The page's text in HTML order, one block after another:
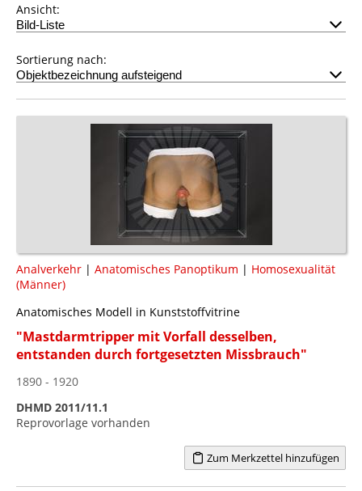
Ansicht:
Sortierung nach:
Analverkehr | Anatomisches Panoptikum | Homosexualität
(Männer)
Anatomisches Modell in Kunststoffvitrine
"Mastdarmtripper mit Vorfall desselben,
entstanden durch fortgesetzten Missbrauch"
1890 - 1920
DHMD 2011/11.1
Reprovorlage vorhanden
Zum Merkzettel hinzufügen